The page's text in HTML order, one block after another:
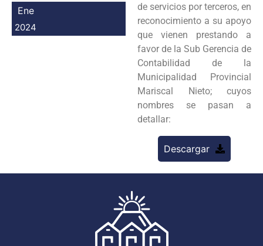
Ene
2024
de servicios por terceros, en
reconocimiento a su apoyo
que vienen prestando a
favor de la Sub Gerencia de
Contabilidad de la
Municipalidad Provincial
Mariscal Nieto; cuyos
nombres se pasan a
detallar:
Descargar